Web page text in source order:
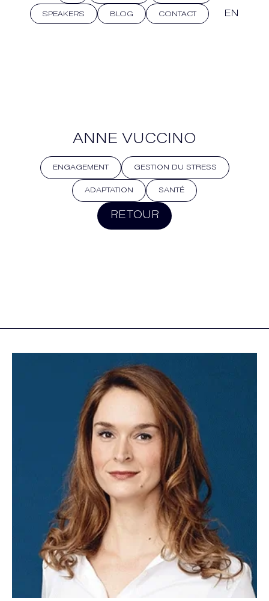
SPEAKERS BLOG CONTACT EN
ANNE VUCCINO
ENGAGEMENT GESTION DU STRESS
ADAPTATION SANTÉ
RETOUR